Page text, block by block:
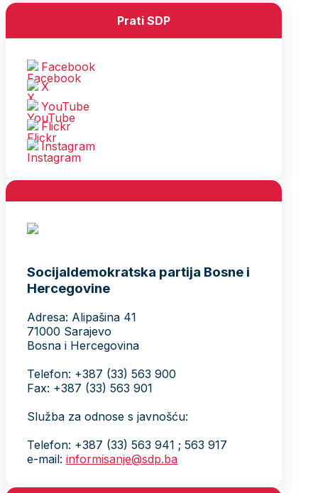
Prati SDP
Facebook
X
YouTube
Flickr
Instagram
Socijaldemokratska partija Bosne i
Hercegovine
Adresa: Alipašina 41
71000 Sarajevo
Bosna i Hercegovina
Telefon: +387 (33) 563 900
Fax: +387 (33) 563 901
Služba za odnose s javnošću:
Telefon: +387 (33) 563 941 ; 563 917
e-mail: informisanje@sdp.ba